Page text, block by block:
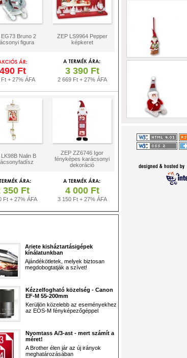
EG73 Bruno 2
figura
ZEP LS9964 Pepper
képkeret
490 Ft
+ 27% ÁFA
3 390 Ft
2 669 Ft + 27% ÁFA
Nalin B
ZEP ZZ6746 Igor
fényképes karácsonyi
dekoráció
350 Ft
Ft + 27% ÁFA
4 000 Ft
3 150 Ft + 27% ÁFA
Ariete kisháztartásigépek
kínálatunkban
Ajándékötletek, melyek biztosan
megdobogtatják a szívet!
Kézzelfogható közelség - Canon
EF-M 55-200mm
Kerüljön közelebb az eseményekhez
az EOS-M fényképezőgéppel
Nyomtass A/3-ast - mert számít a
méret!
A Brother élen jár az új irányok
meghatározásában